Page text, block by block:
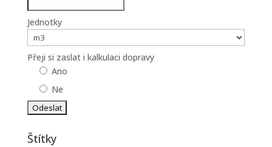
Jednotky
Přeji si zaslat i kalkulaci dopravy
Ano
Ne
Štítky